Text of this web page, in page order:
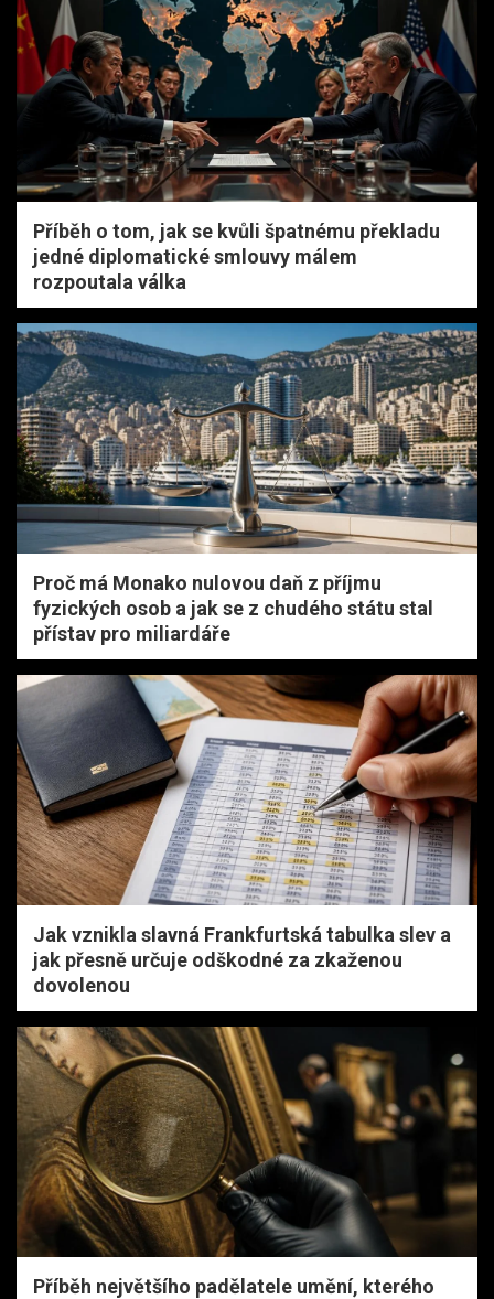
Příběh o tom, jak se kvůli špatnému překladu
jedné diplomatické smlouvy málem
rozpoutala válka
Proč má Monako nulovou daň z příjmu
fyzických osob a jak se z chudého státu stal
přístav pro miliardáře
Jak vznikla slavná Frankfurtská tabulka slev a
jak přesně určuje odškodné za zkaženou
dovolenou
Příběh největšího padělatele umění, kterého